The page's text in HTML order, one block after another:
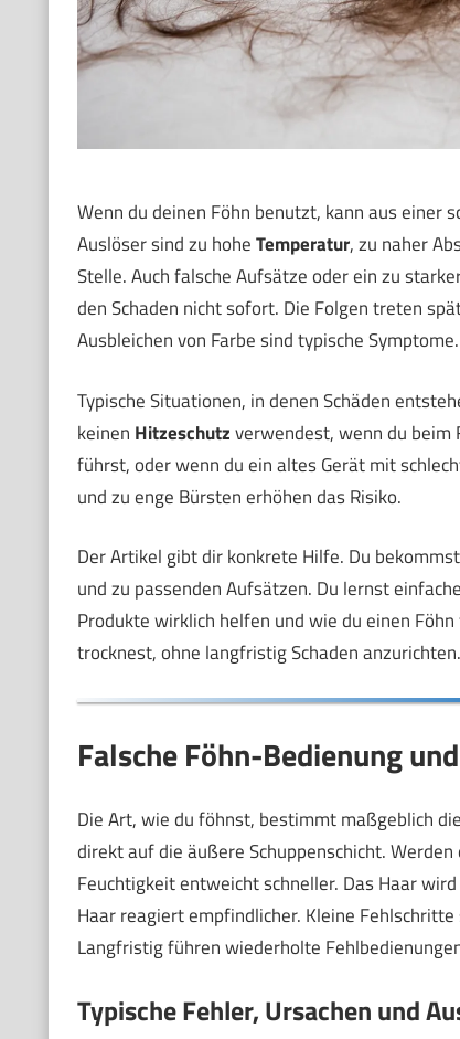
Wenn du deinen Föhn benutzt, kann aus einer
Auslöser sind zu hoheTemperatur, zu naher
Stelle. Auch falsche Aufsätze oder ein zu
den Schaden nicht sofort. Die Folgen treten
Ausbleichen von Farbe sind typische Symptome.
Typische Situationen, in denen Schäden
keinen Hitzeschutzverwendest, wenn du beim
führst, oder wenn du ein altes Gerät mit
und zu enge Bürsten erhöhen das Risiko.
Der Artikel gibt dir konkrete Hilfe. Du
und zu passenden Aufsätzen. Du lernst
Produkte wirklich helfen und wie du einen
trocknest, ohne langfristig Schaden
Falsche Föhn-Bedienung
Die Art, wie du föhnst, bestimmt maßgeblich
direkt auf die äußere Schuppenschicht.
Feuchtigkeit entweicht schneller. Das Haar
Haar reagiert empfindlicher. Kleine
Langfristig führen wiederholte
Typische Fehler, Ursachen und